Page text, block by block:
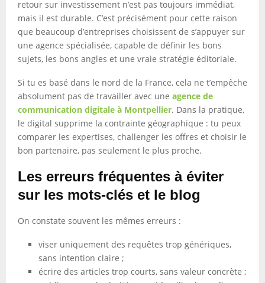
retour sur investissement n’est pas toujours immédiat,
mais il est durable. C’est précisément pour cette raison
que beaucoup d’entreprises choisissent de s’appuyer sur
une agence spécialisée, capable de définir les bons
sujets, les bons angles et une vraie stratégie éditoriale.
Si tu es basé dans le nord de la France, cela ne t’empêche
absolument pas de travailler avec une agence de
communication digitale à Montpellier. Dans la pratique,
le digital supprime la contrainte géographique : tu peux
comparer les expertises, challenger les offres et choisir le
bon partenaire, pas seulement le plus proche.
Les erreurs fréquentes à éviter
sur les mots-clés et le blog
On constate souvent les mêmes erreurs :
viser uniquement des requêtes trop génériques,
sans intention claire ;
écrire des articles trop courts, sans valeur concrète ;